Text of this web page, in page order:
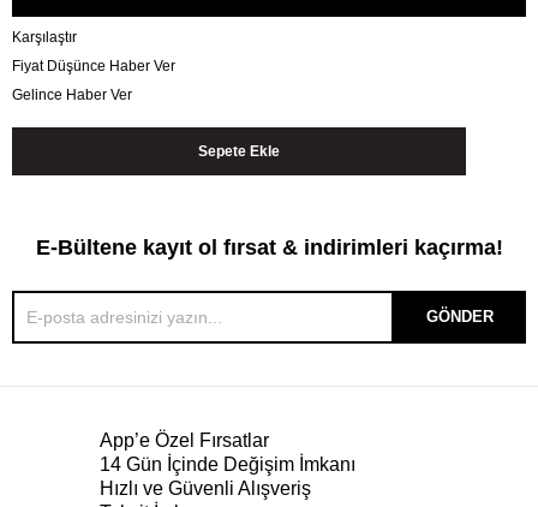
Karşılaştır
Fiyat Düşünce Haber Ver
Gelince Haber Ver
E-Bültene kayıt ol fırsat & indirimleri kaçırma!
GÖNDER
App’e Özel Fırsatlar
14 Gün İçinde Değişim İmkanı
Hızlı ve Güvenli Alışveriş